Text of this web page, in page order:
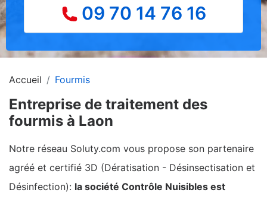
09 70 14 76 16
Accueil Fourmis
Entreprise de traitement des
fourmis à Laon
Notre réseau Soluty.com vous propose son partenaire
agréé et certifié 3D (Dératisation - Désinsectisation et
Désinfection): la société Contrôle Nuisibles est